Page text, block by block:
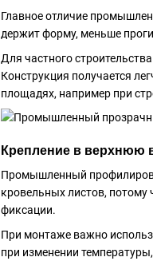
Главное отличие
держит форму, меньше
Для частного
Конструкция получается
площадях, например при
Крепление в верхнюю
Промышленный
кровельных листов, потому
фиксации.
При монтаже важно
при изменении